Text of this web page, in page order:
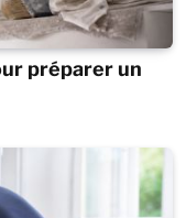
préparer un